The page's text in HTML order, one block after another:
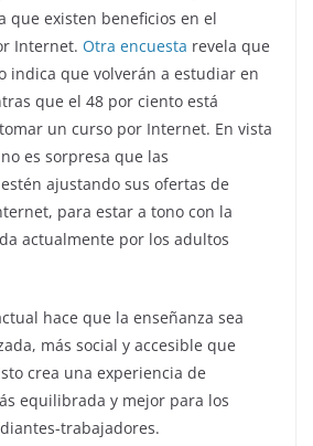
que existen beneficios en el
Internet. Otra encuesta revela que
indica que volverán a estudiar en
que el 48 por ciento está
un curso por Internet. En vista
es sorpresa que las
ajustando sus ofertas de
para estar a tono con la
actualmente por los adultos
hace que la enseñanza sea
más social y accesible que
crea una experiencia de
equilibrada y mejor para los
trabajadores.